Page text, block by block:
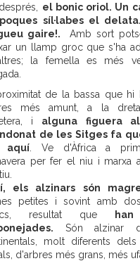
el bonic oriol. Un
síl·labes el
gaire!.
Amb sort
un llamp groc que s'ha
la femella es més
de la bassa que hi
més amunt, a la
i alguna figuera
de les Sitges fa
aquí. Ve d'Àfrica a
per fer el niu i marxa
els alzinars són
petites i sovint amb
resultat que
Són alzinar
molt diferents dels
d'arbres més grans, més